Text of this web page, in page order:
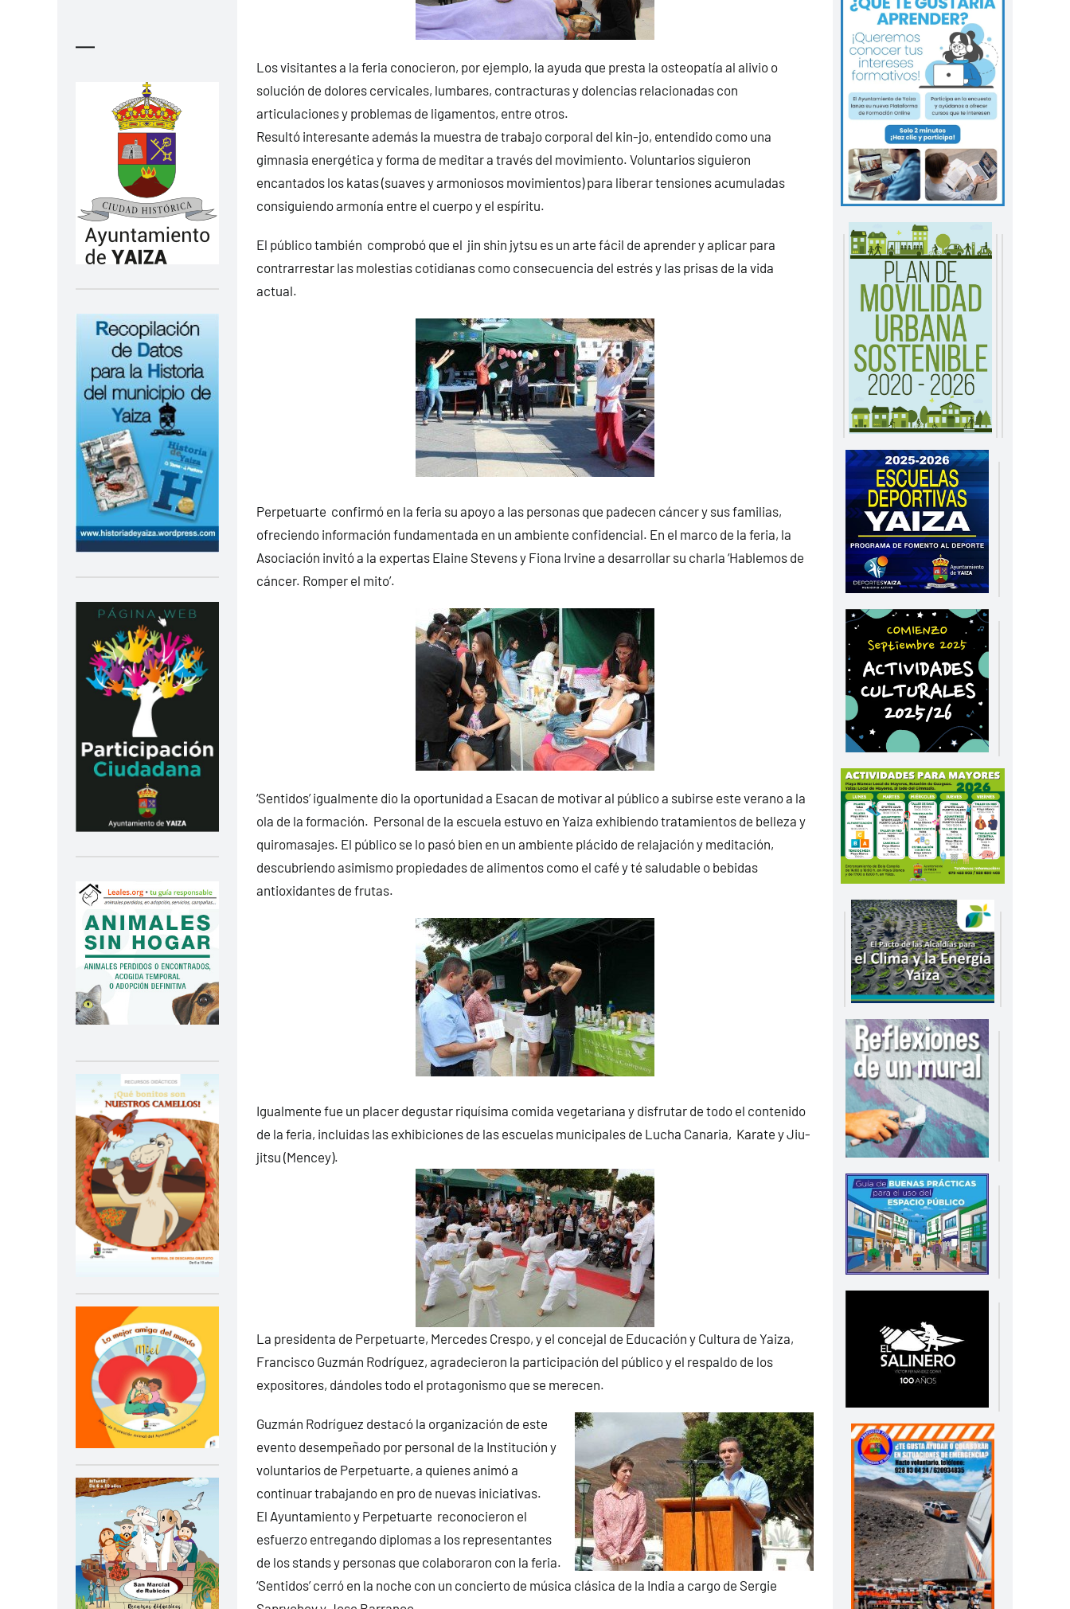
—
Los visitantes a la feria conocieron, por ejemplo, la ayuda que presta la osteopatía al alivio o
solución de dolores cervicales, lumbares, contracturas y dolencias relacionadas con
articulaciones y problemas de ligamentos, entre otros.
Resultó interesante además la muestra de trabajo corporal del kin-jo, entendido como una
gimnasia energética y forma de meditar a través del movimiento. Voluntarios siguieron
encantados los katas (suaves y armoniosos movimientos) para liberar tensiones acumuladas
consiguiendo armonía entre el cuerpo y el espíritu.
El público también comprobó que el jin shin jytsu es un arte fácil de aprender y aplicar para
contrarrestar las molestias cotidianas como consecuencia del estrés y las prisas de la vida
actual.
Perpetuarte confirmó en la feria su apoyo a las personas que padecen cáncer y sus familias,
ofreciendo información fundamentada en un ambiente confidencial. En el marco de la feria, la
Asociación invitó a la expertas Elaine Stevens y Fiona Irvine a desarrollar su charla ‘Hablemos de
cáncer. Romper el mito’.
‘Sentidos’ igualmente dio la oportunidad a Esacan de motivar al público a subirse este verano a la
ola de la formación. Personal de la escuela estuvo en Yaiza exhibiendo tratamientos de belleza y
quiromasajes. El público se lo pasó bien en un ambiente plácido de relajación y meditación,
descubriendo asimismo propiedades de alimentos como el café y té saludable o bebidas
antioxidantes de frutas.
Igualmente fue un placer degustar riquísima comida vegetariana y disfrutar de todo el contenido
de la feria, incluidas las exhibiciones de las escuelas municipales de Lucha Canaria, Karate y Jiu-
jitsu (Mencey).
La presidenta de Perpetuarte, Mercedes Crespo, y el concejal de Educación y Cultura de Yaiza,
Francisco Guzmán Rodríguez, agradecieron la participación del público y el respaldo de los
expositores, dándoles todo el protagonismo que se merecen.
Guzmán Rodríguez destacó la organización de este
evento desempeñado por personal de la Institución y
voluntarios de Perpetuarte, a quienes animó a
continuar trabajando en pro de nuevas iniciativas.
El Ayuntamiento y Perpetuarte reconocieron el
esfuerzo entregando diplomas a los representantes
de los stands y personas que colaboraron con la feria.
‘Sentidos’ cerró en la noche con un concierto de música clásica de la India a cargo de Sergie